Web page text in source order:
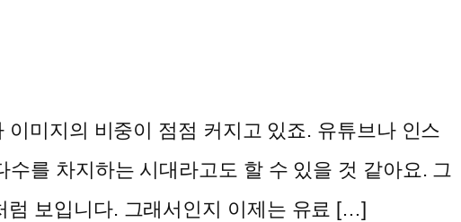
의 비중이 점점 커지고 있죠. 유튜브나 인스
를 차지하는 시대라고도 할 수 있을 것 같아요. 그
럼 보입니다. 그래서인지 이제는 유료 […]